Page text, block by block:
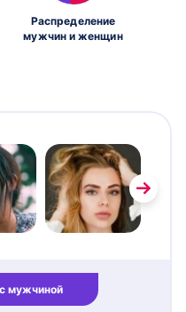
Распределение
мужчин и женщин
мужчиной